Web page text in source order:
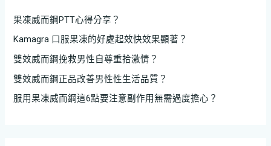
果凍威而鋼PTT心得分享？
Kamagra 口服果凍的好處起效快效果顯著？
雙效威而鋼挽救男性自尊重拾激情？
雙效威而鋼正品改善男性性生活品質？
服用果凍威而鋼這6點要注意副作用無需過度擔心？